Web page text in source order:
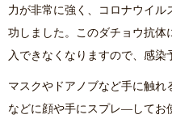
力が非常に強く、コロナウイ
功しました。このダチョウ抗体
入できなくなりますので、感染
マスクやドアノブなど手に触れ
などに顔や手にスプレ―してお